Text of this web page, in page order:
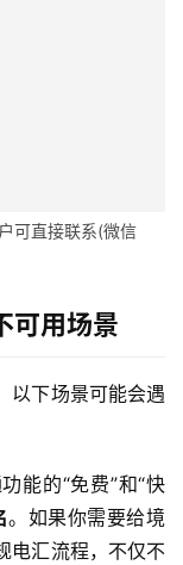
可直接联系(微信
可用场景
以下场景可能会遇
能的“免费”和“快
。如果你需要给境
电汇流程，不仅不